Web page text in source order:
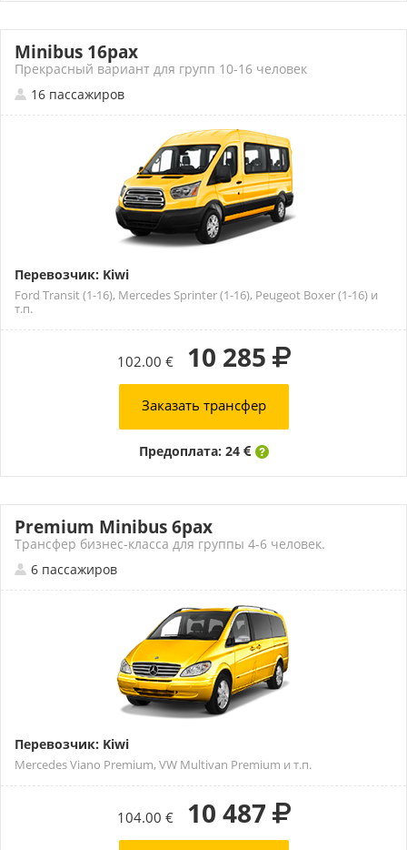
Minibus 16pax
Прекрасный вариант для групп 10-16 человек
16 пассажиров
Перевозчик: Kiwi
Ford Transit (1-16), Mercedes Sprinter (1-16), Peugeot Boxer (1-16) и
т.п.
102.00 € 10 285
Заказать трансфер
Предоплата: 24
Premium Minibus 6pax
Трансфер бизнес-класса для группы 4-6 человек.
6 пассажиров
Перевозчик: Kiwi
Mercedes Viano Premium, VW Multivan Premium и т.п.
104.00 € 10 487